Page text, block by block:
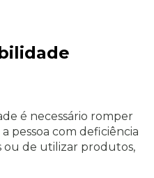
é necessário romper
pessoa com deficiência
ou de utilizar produtos,